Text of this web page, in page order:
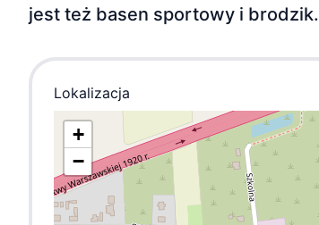
jest też basen sportowy i brodzik.
Lokalizacja
+
−